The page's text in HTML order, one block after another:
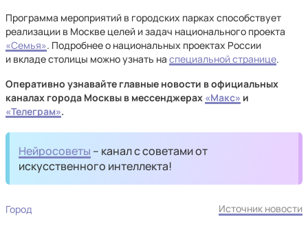
Программа мероприятий в городских парках способствует
реализации в Москве целей и задач национального проекта
«Семья». Подробнее о национальных проектах России
и вкладе столицы можно узнать на специальной странице.
Оперативно узнавайте главные новости в официальных
каналах города Москвы в мессенджерах «Макс» и
«Телеграм».
Нейросоветы – канал с советами от
искусственного интеллекта!
Город Источник новости